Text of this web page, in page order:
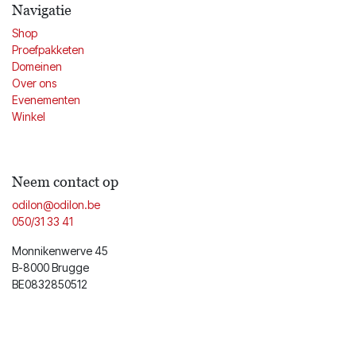
Navigatie
Shop
Proefpakketen
Domeinen
Over ons
Evenementen
Winkel
Neem contact op
odilon@odilon.be
050/31 33 41
Monnikenwerve 45
B-8000 Brugge
BE0832850512